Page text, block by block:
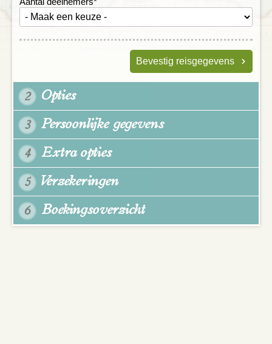
Bevestig reisgegevens
2 Opties
3 Persoonlijke gegevens
4 Extra opties
5 Verzekeringen
6 Boekingsoverzicht